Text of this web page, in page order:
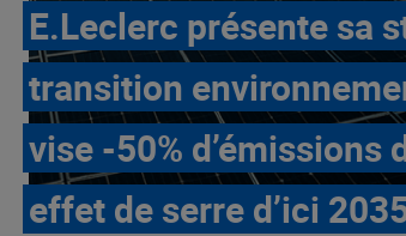
E.Leclerc présente sa
transition
vise -50% d’émissions
effet de serre d’ici